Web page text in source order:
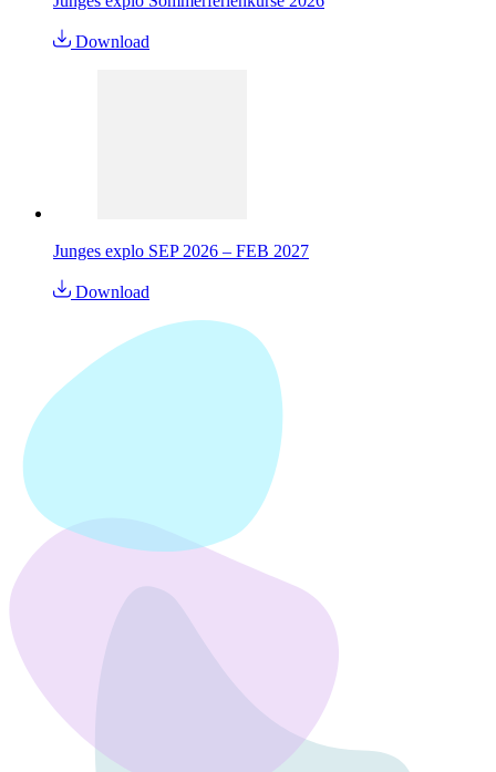
Download
Junges explo SEP 2026 – FEB 2027
Download